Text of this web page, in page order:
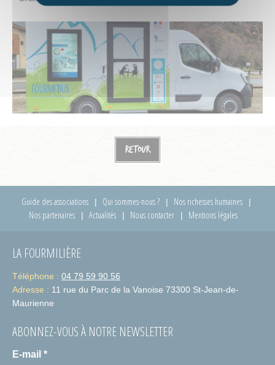
Retour
Guide des associations Qui sommes-nous ?
Nos richesses humaines
Nos partenaires
Actualités Nous contacter Mentions légales
LA FOURMILIÈRE
Téléphone : 04 79 59 90 56
Adresse : 11 rue du Parc de la Vanoise 73300 St-Jean-de-
Maurienne
ABONNEZ-VOUS À NOTRE NEWSLETTER
E-mail *